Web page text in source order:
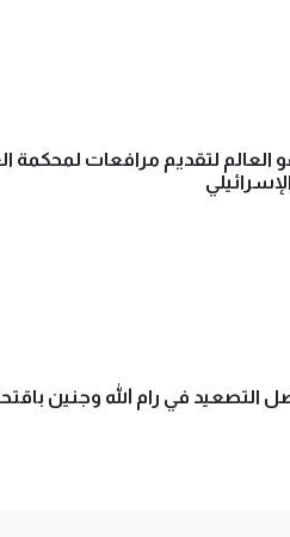
لتقديم مرافعات لمحكمة
التصعيد في رام الله وجنين